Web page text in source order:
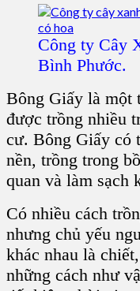
Công ty Cây
Bình Phước.
Bông Giấy là một
được trồng nhiều
cư. Bông Giấy có
nền, trồng trong
quan và làm sạch
Có nhiều cách
nhưng chủ yếu
khác nhau là
những cách như